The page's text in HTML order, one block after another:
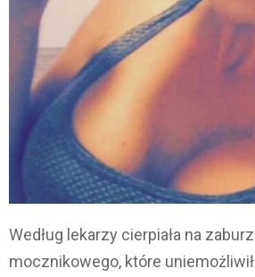
Według lekarzy cierpiała na
mocznikowego, które